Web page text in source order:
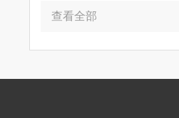
查看全部